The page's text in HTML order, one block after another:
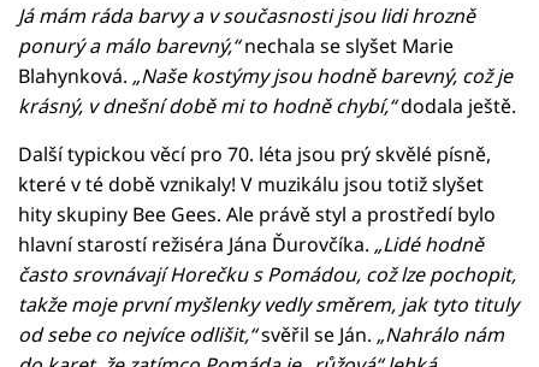
Já mám ráda barvy a v současnosti jsou lidi hrozně
ponurý a málo barevný,“nechala se slyšet Marie
Blahynková. „Naše kostýmy jsou hodně barevný, což je
krásný, v dnešní době mi to hodně chybí,“dodala ještě.
Další typickou věcí pro 70. léta jsou prý skvělé písně,
které v té době vznikaly! V muzikálu jsou totiž slyšet
hity skupiny Bee Gees. Ale právě styl a prostředí bylo
hlavní starostí režiséra Jána Ďurovčíka. „Lidé hodně
často srovnávají Horečku s Pomádou, což lze pochopit,
takže moje první myšlenky vedly směrem, jak tyto tituly
od sebe co nejvíce odlišit,“svěřil se Ján. „Nahrálo nám